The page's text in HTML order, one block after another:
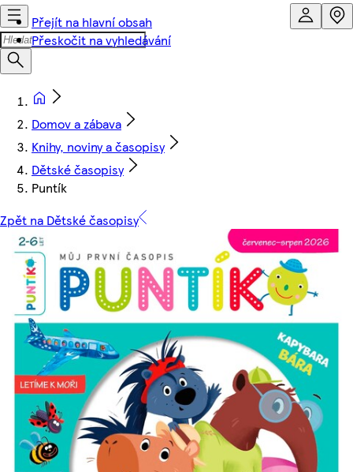
Přejít na hlavní obsah
Přeskočit na vyhledávání
Domov a zábava
Knihy, noviny a časopisy
Dětské časopisy
Puntík
Zpět na Dětské časopisy